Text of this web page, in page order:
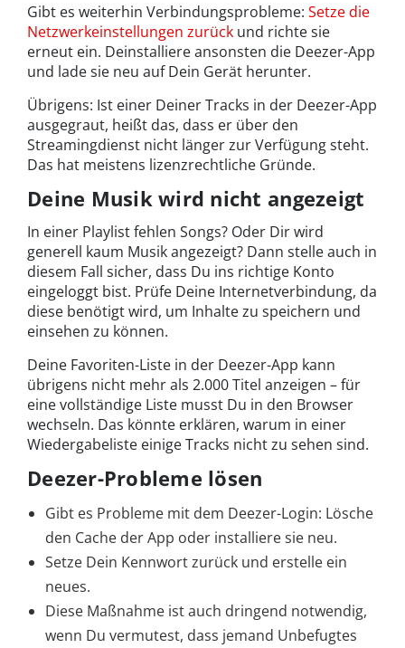
Gibt es weiterhin Verbindungsprobleme: Setze die
Netzwerkeinstellungen zurück und richte sie
erneut ein. Deinstalliere ansonsten die Deezer-App
und lade sie neu auf Dein Gerät herunter.
Übrigens: Ist einer Deiner Tracks in der Deezer-App
ausgegraut, heißt das, dass er über den
Streamingdienst nicht länger zur Verfügung steht.
Das hat meistens lizenzrechtliche Gründe.
Deine Musik wird nicht angezeigt
In einer Playlist fehlen Songs? Oder Dir wird
generell kaum Musik angezeigt? Dann stelle auch in
diesem Fall sicher, dass Du ins richtige Konto
eingeloggt bist. Prüfe Deine Internetverbindung, da
diese benötigt wird, um Inhalte zu speichern und
einsehen zu können.
Deine Favoriten-Liste in der Deezer-App kann
übrigens nicht mehr als 2.000 Titel anzeigen – für
eine vollständige Liste musst Du in den Browser
wechseln. Das könnte erklären, warum in einer
Wiedergabeliste einige Tracks nicht zu sehen sind.
Deezer-Probleme lösen
Gibt es Probleme mit dem Deezer-Login: Lösche
den Cache der App oder installiere sie neu.
Setze Dein Kennwort zurück und erstelle ein
neues.
Diese Maßnahme ist auch dringend notwendig,
wenn Du vermutest, dass jemand Unbefugtes